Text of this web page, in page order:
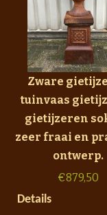
Zware
tuinvaas
gietijzeren
zeer fraai en
ontwerp.
€879,50
Details